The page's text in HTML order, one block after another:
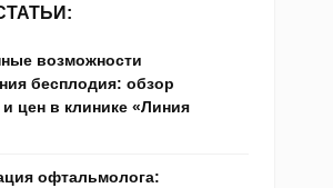
возможности
бесплодия: обзор
цен в клинике «Линия
офтальмолога: